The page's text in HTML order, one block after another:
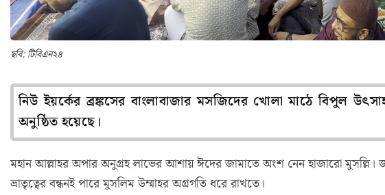
ছবি: টিবিএন২৪
নিউ ইয়র্কের ব্রঙ্কসের বাংলাবাজার মসজিদের খোলা মাঠে বিপুল
অনুষ্ঠিত হয়েছে।
মহান আল্লাহর অপার অনুগ্রহ লাভের আশায় ঈদের জামাতে অংশ নেন হাজারো মুসল্লি।
ভ্রাতৃত্বের বন্ধনই পারে মুসলিম উম্মাহর অগ্রগতি ধরে রাখতে।